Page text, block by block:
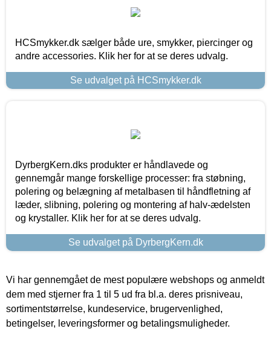
HCSmykker.dk sælger både ure, smykker, piercinger og
andre accessories. Klik her for at se deres udvalg.
Se udvalget på HCSmykker.dk
DyrbergKern.dks produkter er håndlavede og
gennemgår mange forskellige processer: fra støbning,
polering og belægning af metalbasen til håndfletning af
læder, slibning, polering og montering af halv-ædelsten
og krystaller. Klik her for at se deres udvalg.
Se udvalget på DyrbergKern.dk
Vi har gennemgået de mest populære webshops og anmeldt
dem med stjerner fra 1 til 5 ud fra bl.a. deres prisniveau,
sortimentstørrelse, kundeservice, brugervenlighed,
betingelser, leveringsformer og betalingsmuligheder.